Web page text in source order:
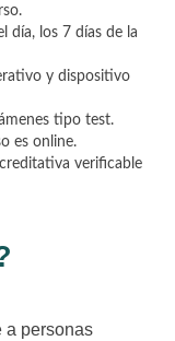
día, los 7 días de la
y dispositivo
tipo test.
es online.
verificable
a personas